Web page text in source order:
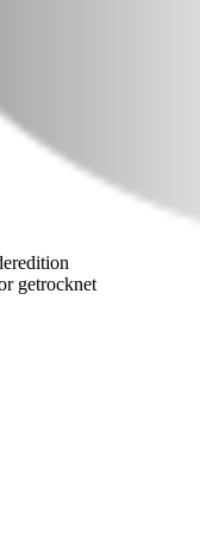
getrocknet